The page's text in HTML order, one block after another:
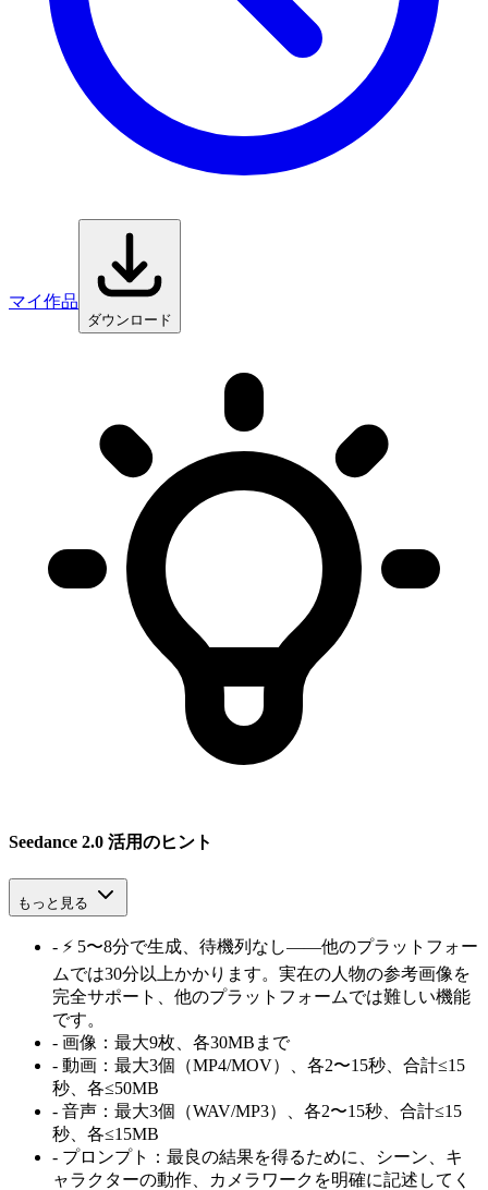
マイ作品
ダウンロード
Seedance 2.0 活用のヒント
もっと見る
- ⚡ 5〜8分で生成、待機列なし——他のプラットフォー
ムでは30分以上かかります。実在の人物の参考画像を
完全サポート、他のプラットフォームでは難しい機能
です。
- 画像：最大9枚、各30MBまで
- 動画：最大3個（MP4/MOV）、各2〜15秒、合計≤15
秒、各≤50MB
- 音声：最大3個（WAV/MP3）、各2〜15秒、合計≤15
秒、各≤15MB
- プロンプト：最良の結果を得るために、シーン、キ
ャラクターの動作、カメラワークを明確に記述してく